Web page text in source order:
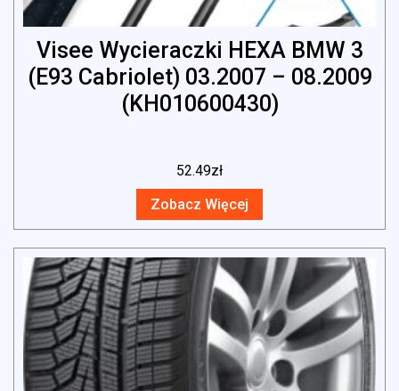
Visee Wycieraczki HEXA BMW 3
(E93 Cabriolet) 03.2007 – 08.2009
(KH010600430)
52.49zł
Zobacz Więcej